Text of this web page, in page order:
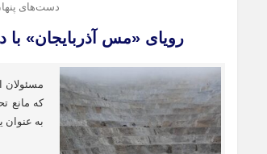
دست‌های
رویای «مس آذربایجان»
مسئولان
که مانع
به